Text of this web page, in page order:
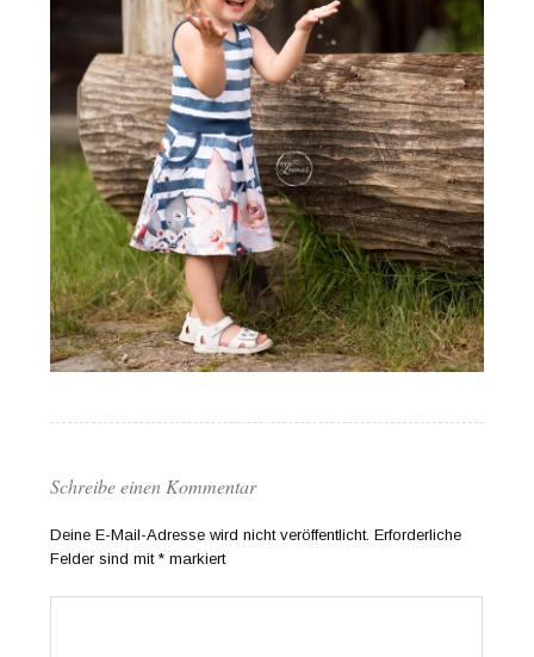
Schreibe einen Kommentar
Deine E-Mail-Adresse wird nicht veröffentlicht. Erforderliche
Felder sind mit* markiert